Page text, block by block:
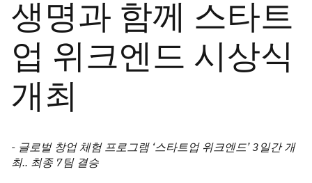
생명과 함께 스타트
업 위크엔드 시상식
개최
- 글로벌 창업 체험 프로그램 ‘스타트업 위크엔드’ 3일간 개
최.. 최종 7팀 결승